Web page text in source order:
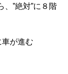
、”絶対”に８階
車が進む